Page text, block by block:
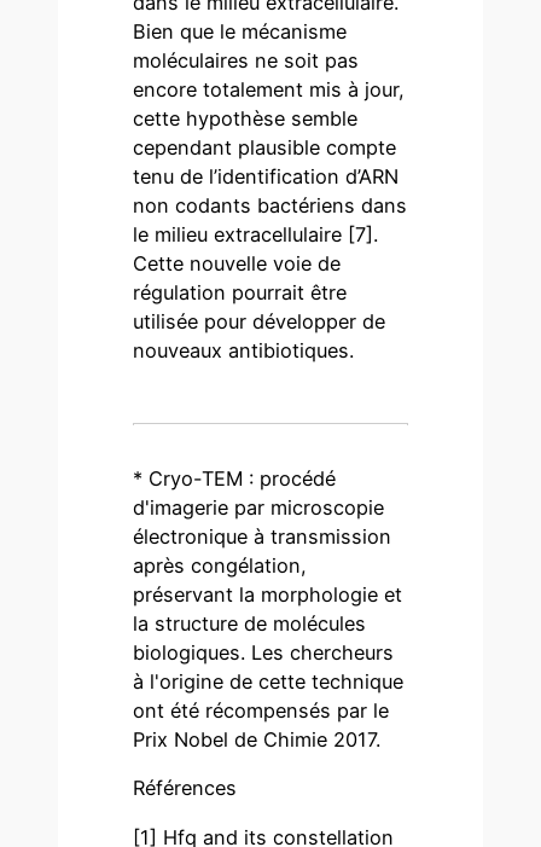
Bien que le mécanisme
moléculaires ne soit pas
encore totalement mis à jour,
cette hypothèse semble
cependant plausible compte
tenu de l’identification d’ARN
non codants bactériens dans
le milieu extracellulaire [7].
Cette nouvelle voie de
régulation pourrait être
utilisée pour développer de
nouveaux antibiotiques.
* Cryo-TEM : procédé
d'imagerie par microscopie
électronique à transmission
après congélation,
préservant la morphologie et
la structure de molécules
biologiques. Les chercheurs
à l'origine de cette technique
ont été récompensés par le
Prix Nobel de Chimie 2017.
Références
[1] Hfq and its constellation